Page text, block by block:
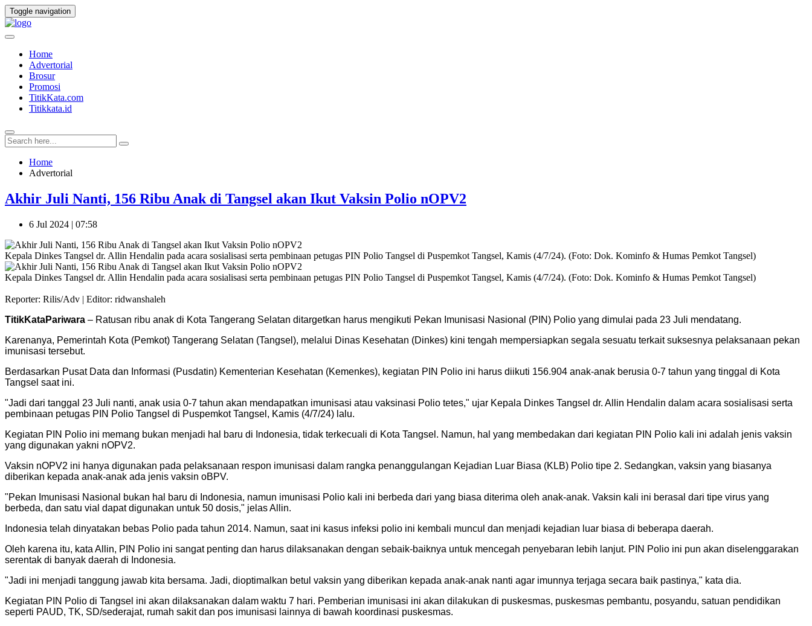
Toggle navigation
Home
Advertorial
Brosur
Promosi
TitikKata.com
Titikkata.id
Home
Advertorial
Akhir Juli Nanti, 156 Ribu Anak di Tangsel akan Ikut Vaksin Polio nOPV2
6 Jul 2024 | 07:58
Kepala Dinkes Tangsel dr. Allin Hendalin pada acara sosialisasi serta pembinaan petugas PIN Polio Tangsel di Puspemkot Tangsel, Kamis (4/7/24). (Foto: Dok. Kominfo & Humas Pemkot Tangsel)
Kepala Dinkes Tangsel dr. Allin Hendalin pada acara sosialisasi serta pembinaan petugas PIN Polio Tangsel di Puspemkot Tangsel, Kamis (4/7/24). (Foto: Dok. Kominfo & Humas Pemkot Tangsel)
Reporter: Rilis/Adv | Editor: ridwanshaleh
TitikKataPariwara – Ratusan ribu anak di Kota Tangerang Selatan ditargetkan harus mengikuti Pekan Imunisasi Nasional (PIN) Polio yang dimulai pada 23 Juli mendatang.
Karenanya, Pemerintah Kota (Pemkot) Tangerang Selatan (Tangsel), melalui Dinas Kesehatan (Dinkes) kini tengah mempersiapkan segala sesuatu terkait suksesnya pelaksanaan pekan
imunisasi tersebut.
Berdasarkan Pusat Data dan Informasi (Pusdatin) Kementerian Kesehatan (Kemenkes), kegiatan PIN Polio ini harus diikuti 156.904 anak-anak berusia 0-7 tahun yang tinggal di Kota
Tangsel saat ini.
"Jadi dari tanggal 23 Juli nanti, anak usia 0-7 tahun akan mendapatkan imunisasi atau vaksinasi Polio tetes," ujar Kepala Dinkes Tangsel dr. Allin Hendalin dalam acara sosialisasi serta
pembinaan petugas PIN Polio Tangsel di Puspemkot Tangsel, Kamis (4/7/24) lalu.
Kegiatan PIN Polio ini memang bukan menjadi hal baru di Indonesia, tidak terkecuali di Kota Tangsel. Namun, hal yang membedakan dari kegiatan PIN Polio kali ini adalah jenis vaksin
yang digunakan yakni nOPV2.
Vaksin nOPV2 ini hanya digunakan pada pelaksanaan respon imunisasi dalam rangka penanggulangan Kejadian Luar Biasa (KLB) Polio tipe 2. Sedangkan, vaksin yang biasanya
diberikan kepada anak-anak ada jenis vaksin oBPV.
"Pekan Imunisasi Nasional bukan hal baru di Indonesia, namun imunisasi Polio kali ini berbeda dari yang biasa diterima oleh anak-anak. Vaksin kali ini berasal dari tipe virus yang
berbeda, dan satu vial dapat digunakan untuk 50 dosis," jelas Allin.
Indonesia telah dinyatakan bebas Polio pada tahun 2014. Namun, saat ini kasus infeksi polio ini kembali muncul dan menjadi kejadian luar biasa di beberapa daerah.
Oleh karena itu, kata Allin, PIN Polio ini sangat penting dan harus dilaksanakan dengan sebaik-baiknya untuk mencegah penyebaran lebih lanjut. PIN Polio ini pun akan diselenggarakan
serentak di banyak daerah di Indonesia.
"Jadi ini menjadi tanggung jawab kita bersama. Jadi, dioptimalkan betul vaksin yang diberikan kepada anak-anak nanti agar imunnya terjaga secara baik pastinya," kata dia.
Kegiatan PIN Polio di Tangsel ini akan dilaksanakan dalam waktu 7 hari. Pemberian imunisasi ini akan dilakukan di puskesmas, puskesmas pembantu, posyandu, satuan pendidikan
seperti PAUD, TK, SD/sederajat, rumah sakit dan pos imunisasi lainnya di bawah koordinasi puskesmas.